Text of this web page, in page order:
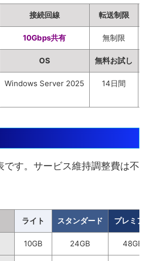
接続回線 転送制限
10Gbps共有 無制限
OS 無料お試し
Windows Server 2025 14日間
です。サービス維持調整費は不
ライト スタンダード プレミア
10GB 24GB 48GB